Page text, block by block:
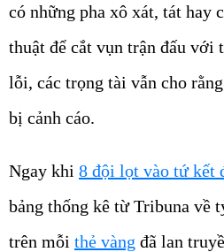
có những pha xô xát, tát hay
thuật để cắt vụn trận đấu với
lỗi, các trọng tài vẫn cho
bị cảnh cáo.
Ngay khi 8 đội lọt vào tứ kết
bảng thống kê từ Tribuna về
trên mỗi thẻ vàng đã lan